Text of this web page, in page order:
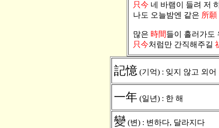
只今 네 바램이 들려 저
나도 오늘밤엔 같은 所願
많은 時間들이 흘러가도
只今처럼만 간직해주길
記憶 (기억) : 잊지 않고 외어
一年 (일년) : 한 해
變 (변) : 변하다, 달라지다